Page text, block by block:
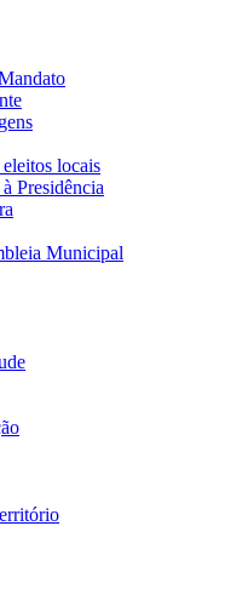
locais
Presidência
Municipal